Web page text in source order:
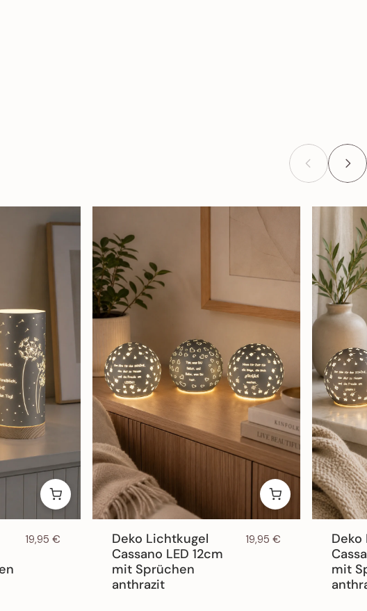
19,95 €
Deko Lichtkugel
Cassano LED 12cm
mit Sprüchen
anthrazit
19,95 €
mit